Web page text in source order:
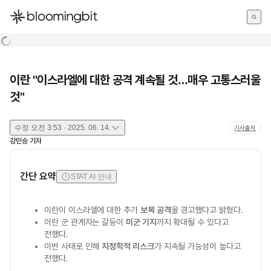
한국어
이란 "이스라엘에 대한 공격 계속될 것…매우 고통스러울
것"
수정 오전 3:53 · 2025. 06. 14. 기사출처
강민승 기자
간단 요약 STAT AI 안내
이란이 이스라엘에 대한 추가 보복 공격을 경고했다고 밝혔다.
이란 군 관계자는 갈등이 미군 기지까지 확대될 수 있다고
전했다.
이번 사태로 인해지정학적 리스크가 지속될 가능성이 높다고
전했다.